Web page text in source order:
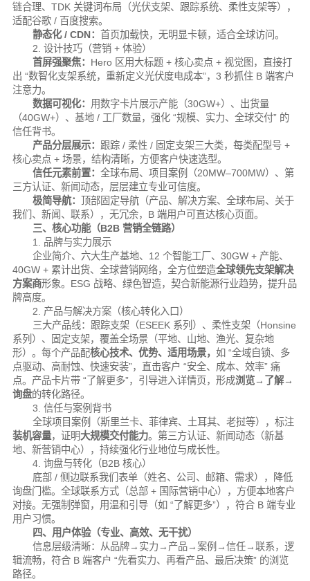
链合理、TDK 关键词布局（光伏支架、跟踪系统、柔性支架等），
适配谷歌 / 百度搜索。
静态化 / CDN： 首页加载快，无明显卡顿，适合全球访问。
2. 设计技巧（营销 + 体验）
首屏强聚焦： Hero 区用大标题 + 核心卖点 + 视觉图，直接打
出 “数智化支架系统，重新定义光伏度电成本”，3 秒抓住 B 端客户
注意力。
数据可视化： 用数字卡片展示产能（30GW+）、出货量
（40GW+）、基地 / 工厂数量，强化 “规模、实力、全球交付” 的
信任背书。
产品分层展示： 跟踪 / 柔性 / 固定支架三大类，每类配型号 +
核心卖点 + 场景，结构清晰，方便客户快速选型。
信任元素前置： 全球布局、项目案例（20MW–700MW）、第
三方认证、新闻动态，层层建立专业可信度。
极简导航：
顶部固定导航（产品、解决方案、全球布局、关于
我们、新闻、联系），无冗余，B 端用户可直达核心页面。
三、核心功能（B2B 营销全链路）
1. 品牌与实力展示
企业简介、六大生产基地、12 个智能工厂、30GW + 产能、
40GW + 累计出货、全球营销网络，全方位塑造全球领先支架解决
方案商形象。 ESG 战略、绿色智造，契合新能源行业趋势，提升品
牌高度。
2. 产品与解决方案（核心转化入口）
三大产品线：跟踪支架（ESEEK 系列）、柔性支架（Honsine
系列）、固定支架，覆盖全场景（平地、山地、渔光、复杂地
形）。 每个产品配核心技术、优势、适用场景， 如 “全域自锁、多
点驱动、高耐蚀、快速安装”，直击客户 “安全、成本、效率” 痛
点。 产品卡片带 “了解更多”，引导进入详情页，形成浏览→了解→
询盘的转化路径。
3. 信任与案例背书
全球项目案例（斯里兰卡、菲律宾、土耳其、老挝等），标注
装机容量，证明大规模交付能力。 第三方认证、新闻动态（新基
地、新营销中心），持续强化行业地位与成长性。
4. 询盘与转化（B2B 核心）
底部 / 侧边联系我们表单（姓名、公司、邮箱、需求），降低
询盘门槛。 全球联系方式（总部 + 国际营销中心），方便本地客户
对接。 无强制弹窗，用温和引导（如 “了解更多”），符合 B 端专业
用户习惯。
四、用户体验（专业、高效、无干扰）
信息层级清晰：从品牌→实力→产品→案例→信任→联系，逻
辑流畅，符合 B 端客户 “先看实力、再看产品、最后决策” 的浏览
路径。